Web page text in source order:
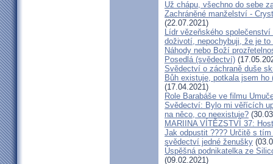
Už chápu, všechno do sebe
Zachráněné manželství -
(22.07.2021)
Lídr vězeňského
doživotí, nepochybuji, že je
Náhody nebo Boží
Posedlá (svědectví)
Svědectví o záchraně duše
Bůh existuje, potkala jsem
(17.04.2021)
Role Barabáše ve filmu
Svědectví: Bylo mi věřících
na něco, co neexistuje?
MARIINA VÍTĚZSTVÍ 37:
Jak odpustit ???? Určitě s
svědectví jedné ženušky
Úspěšná podnikatelka ze
(09.02.2021)